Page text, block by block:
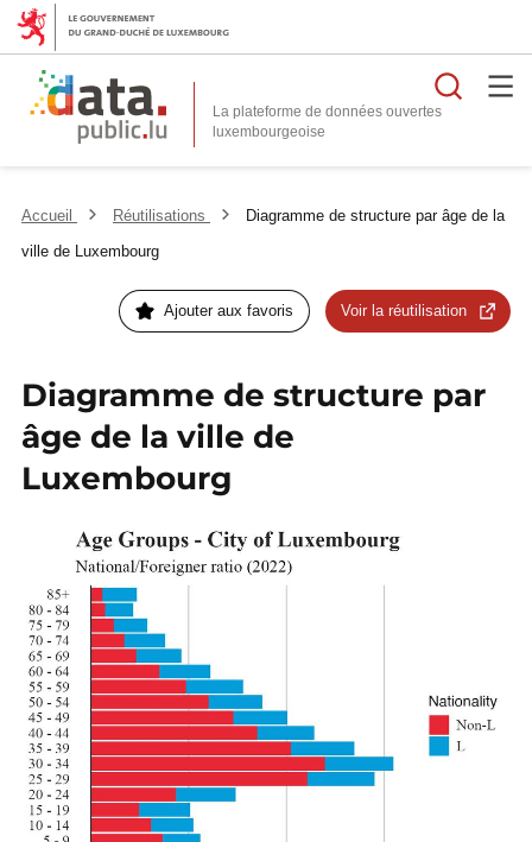
La plateforme de données ouvertes
Accueil Réutilisations
Diagramme de structure par âge de la
ville de Luxembourg
Ajouter aux favoris Voir la réutilisation
Diagramme de structure par
âge de la ville de
Luxembourg